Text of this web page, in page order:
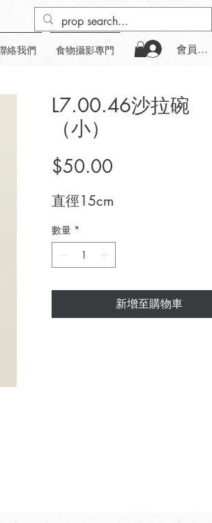
絡我們 食物攝影專門 會員登入
L7.00.46沙拉碗
（小）
$50.00
直徑15cm
數量 *
新增至購物車